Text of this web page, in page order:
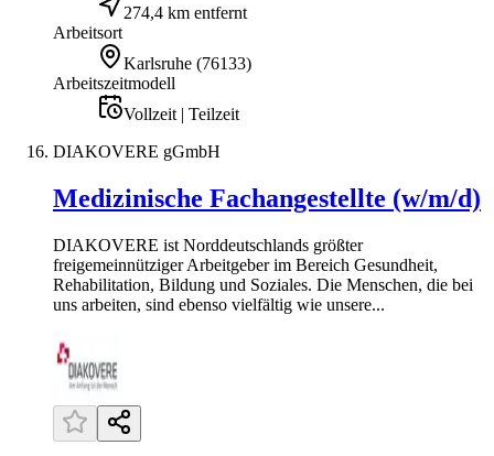
274,4 km entfernt
Arbeitsort
Karlsruhe (76133)
Arbeitszeitmodell
Vollzeit | Teilzeit
DIAKOVERE gGmbH
Medizinische Fachangestellte (w/m/d)
DIAKOVERE ist Norddeutschlands größter
freigemeinnütziger Arbeitgeber im Bereich Gesundheit,
Rehabilitation, Bildung und Soziales. Die Menschen, die bei
uns arbeiten, sind ebenso vielfältig wie unsere...